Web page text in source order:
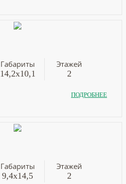
Габариты
14,2х10,1
Этажей
2
ПОДРОБНЕЕ
Габариты
9,4х14,5
Этажей
2